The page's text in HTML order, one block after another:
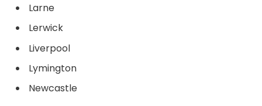
Larne
Lerwick
Liverpool
Lymington
Newcastle